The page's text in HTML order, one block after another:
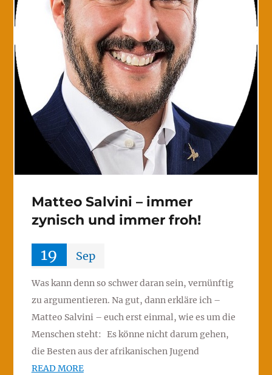
Matteo Salvini – immer
zynisch und immer froh!
19 Sep
Was kann denn so schwer daran sein, vernünftig
zu argumentieren. Na gut, dann erkläre ich –
Matteo Salvini – euch erst einmal, wie es um die
Menschen steht: Es könne nicht darum gehen,
die Besten aus der afrikanischen Jugend
READ MORE